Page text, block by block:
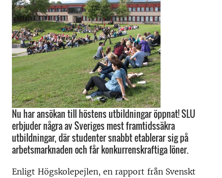
Nu har ansökan till höstens utbildningar öppnat! SLU
erbjuder några av Sveriges mest framtidssäkra
utbildningar, där studenter snabbt etablerar sig på
arbetsmarknaden och får konkurrenskraftiga löner.
Enligt Högskolepejlen, en rapport från Svenskt